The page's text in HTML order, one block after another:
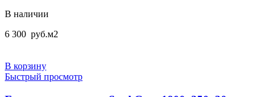
В наличии
6 300 руб.м2
В корзину
Быстрый просмотр